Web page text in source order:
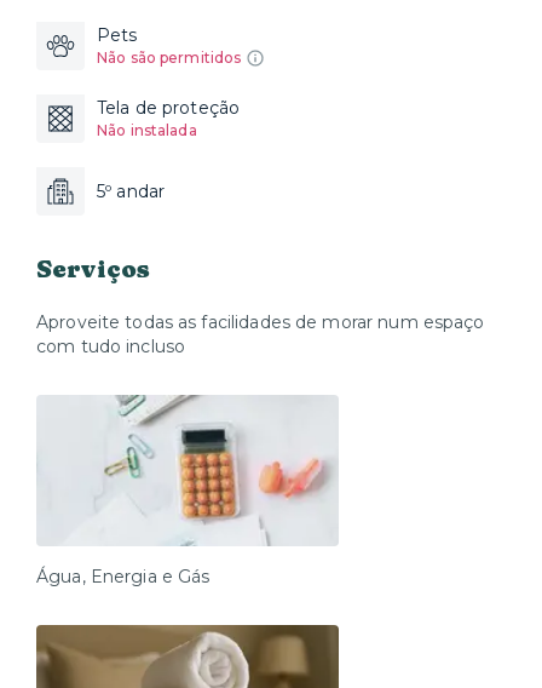
Pets
Não são permitidos
Tela de proteção
Não instalada
5º andar
Serviços
Aproveite todas as facilidades de morar num espaço
com tudo incluso
Água, Energia e Gás